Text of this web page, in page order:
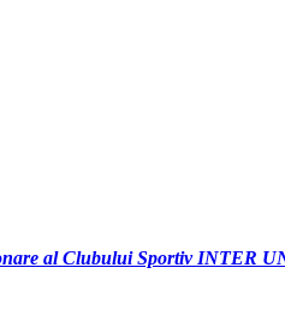
al Clubului Sportiv INTER